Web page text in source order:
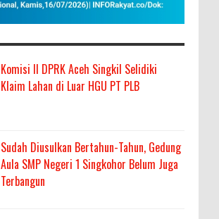
Komisi II DPRK Aceh Singkil Selidiki
Klaim Lahan di Luar HGU PT PLB
Sudah Diusulkan Bertahun-Tahun, Gedung
Aula SMP Negeri 1 Singkohor Belum Juga
Terbangun